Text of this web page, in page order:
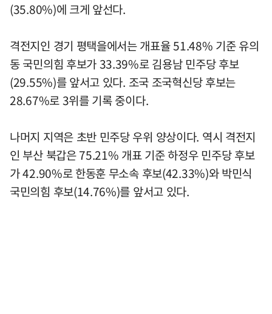
(35.80%)에 크게 앞선다.
격전지인 경기 평택을에서는 개표율 51.48% 기준 유의
동 국민의힘 후보가 33.39%로 김용남 민주당 후보
(29.55%)를 앞서고 있다. 조국 조국혁신당 후보는
28.67%로 3위를 기록 중이다.
나머지 지역은 초반 민주당 우위 양상이다. 역시 격전지
인 부산 북갑은 75.21% 개표 기준 하정우 민주당 후보
가 42.90%로 한동훈 무소속 후보(42.33%)와 박민식
국민의힘 후보(14.76%)를 앞서고 있다.